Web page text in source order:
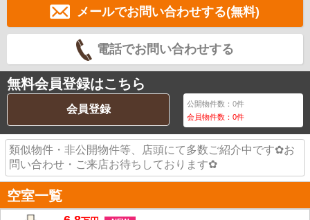
メールでお問い合わせする(無料)
電話でお問い合わせする
無料会員登録はこちら
会員登録 公開物件数：0件
会員物件数：0件
類似物件・非公開物件等、店頭にて多数ご紹介中です✿お
問い合わせ・ご来店お待ちしております✿
空室一覧